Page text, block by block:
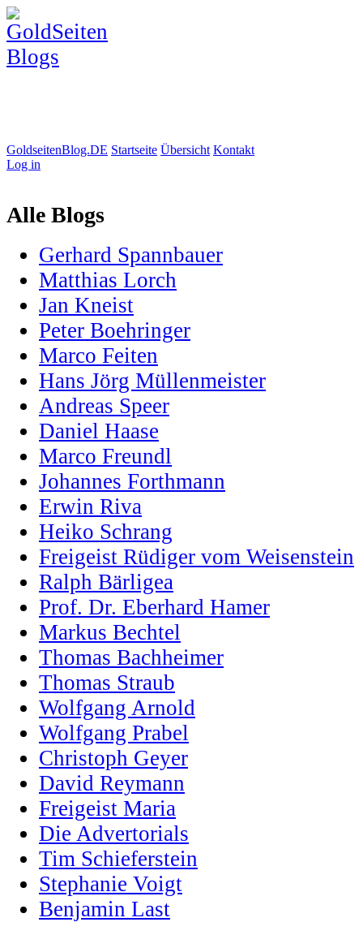
GoldseitenBlog.DE Startseite Übersicht Kontakt
Log in
Alle Blogs
Gerhard Spannbauer
Matthias Lorch
Jan Kneist
Peter Boehringer
Marco Feiten
Hans Jörg Müllenmeister
Andreas Speer
Daniel Haase
Marco Freundl
Johannes Forthmann
Erwin Riva
Heiko Schrang
Freigeist Rüdiger vom Weisenstein
Ralph Bärligea
Prof. Dr. Eberhard Hamer
Markus Bechtel
Thomas Bachheimer
Thomas Straub
Wolfgang Arnold
Wolfgang Prabel
Christoph Geyer
David Reymann
Freigeist Maria
Die Advertorials
Tim Schieferstein
Stephanie Voigt
Benjamin Last